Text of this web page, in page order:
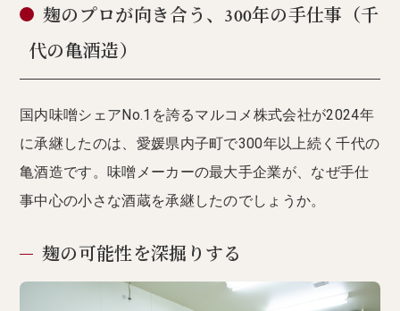
麹のプロが向き合う、300年の手仕事（千
代の亀酒造）
国内味噌シェアNo.1を誇るマルコメ株式会社が2024年
に承継したのは、愛媛県内子町で300年以上続く千代の
亀酒造です。味噌メーカーの最大手企業が、なぜ手仕
事中心の小さな酒蔵を承継したのでしょうか。
麹の可能性を深掘りする